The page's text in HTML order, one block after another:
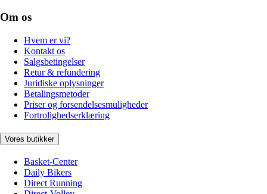
Om os
Hvem er vi?
Kontakt os
Salgsbetingelser
Retur & refundering
Juridiske oplysninger
Betalingsmetoder
Priser og forsendelsesmuligheder
Fortrolighedserklæring
Vores butikker
Basket-Center
Daily Bikers
Direct Running